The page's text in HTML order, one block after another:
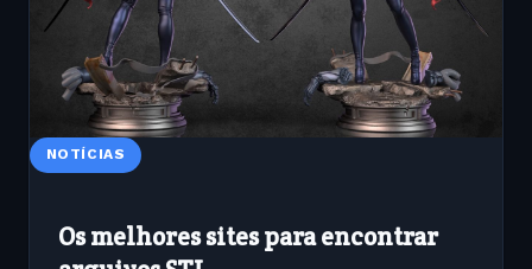
NOTÍCIAS
Os melhores sites para encontrar